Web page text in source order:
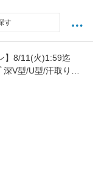
す
】8/11(火)1:59迄
V型/U型/汗取りパ
Volume+》ブラ
ール 冷感 涼しい 夏
ッド付き 消臭 イン
ル【tu-hacci】